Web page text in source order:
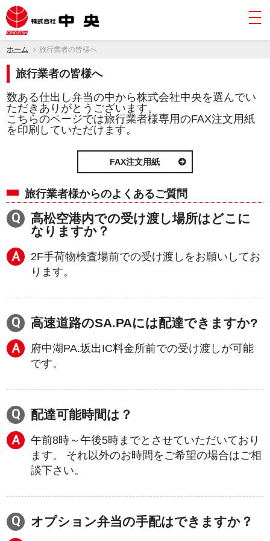
ホーム 旅行業者の皆様へ
旅行業者の皆様へ
数ある仕出し弁当の中から株式会社中央を選んでい
ただきありがとうございます。
こちらのページでは旅行業者様専用のFAX注文用紙
を印刷していただけます。
FAX注文用紙
旅行業者様からのよくあるご質問
高松空港内での受け渡し場所はどこに
なりますか？
2F手荷物検査場前での受け渡しをお願いしてお
ります。
高速道路のSA.PAには配達できますか?
府中湖PA.坂出IC料金所前での受け渡しが可能
です。
配達可能時間は？
午前8時～午後5時までとさせていただいており
ます。 それ以外のお時間をご希望の場合はご相
談下さい。
オプション弁当の手配はできますか？